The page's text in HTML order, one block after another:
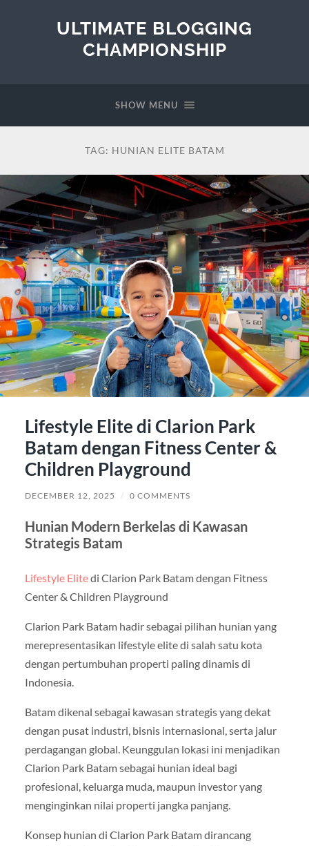
ULTIMATE BLOGGING
CHAMPIONSHIP
SHOW MENU
TAG: HUNIAN ELITE BATAM
Lifestyle Elite di Clarion Park
Batam dengan Fitness Center &
Children Playground
DECEMBER 12, 2025 / 0 COMMENTS
Hunian Modern Berkelas di Kawasan
Strategis Batam
Lifestyle Elitedi Clarion Park Batam dengan Fitness
Center & Children Playground
Clarion Park Batam hadir sebagai pilihan hunian yang
merepresentasikan lifestyle elite di salah satu kota
dengan pertumbuhan properti paling dinamis di
Indonesia.
Batam dikenal sebagai kawasan strategis yang dekat
dengan pusat industri, bisnis internasional, serta jalur
perdagangan global. Keunggulan lokasi ini menjadikan
Clarion Park Batam sebagai hunian ideal bagi
profesional, keluarga muda, maupun investor yang
menginginkan nilai properti jangka panjang.
Konsep hunian di Clarion Park Batam dirancang